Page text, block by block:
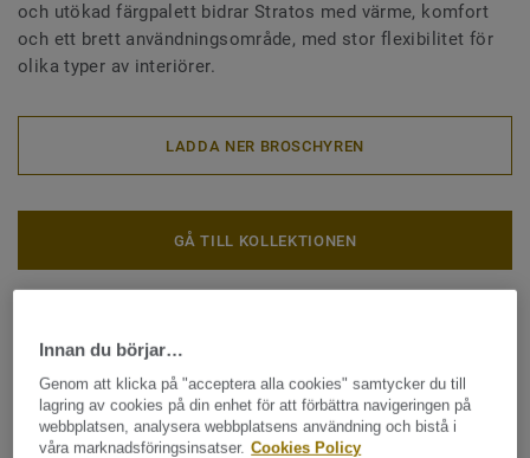
och utökad färgpalett bidrar Stratos med värme, komfort
och ett brett användningsområde, med stor flexibilitet för
olika typer av interiörer.
LADDA NER BROSCHYREN
GÅ TILL KOLLEKTIONEN
Innan du börjar…
Genom att klicka på "acceptera alla cookies" samtycker du till
lagring av cookies på din enhet för att förbättra navigeringen på
webbplatsen, analysera webbplatsens användning och bistå i
våra marknadsföringsinsatser. Cookies Policy